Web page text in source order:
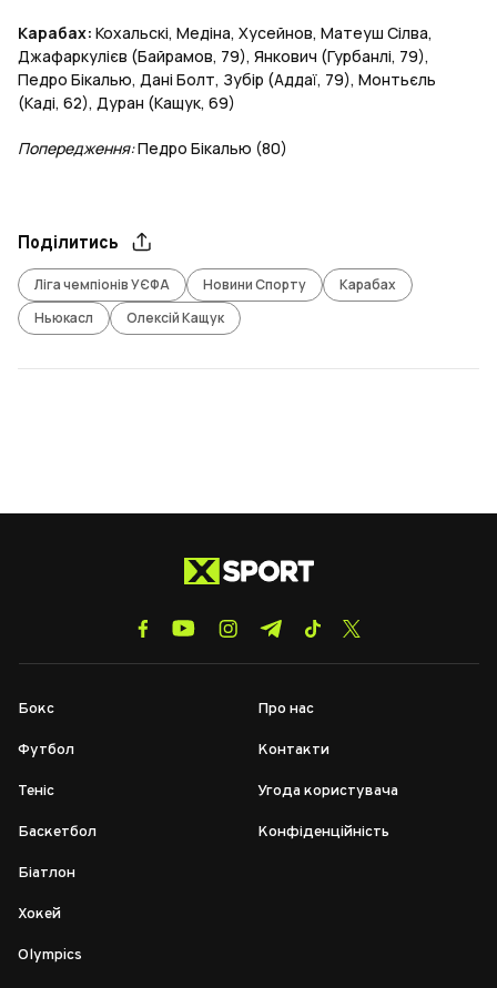
Карабах: Кохальскі, Медіна, Хусейнов, Матеуш Сілва,
Джафаркулієв (Байрамов, 79), Янкович (Гурбанлі, 79),
Педро Бікалью, Дані Болт, Зубір (Аддаї, 79), Монтьєль
(Каді, 62), Дуран (Кащук, 69)
Попередження:Педро Бікалью (80)
Поділитись
Ліга чемпіонів УЄФА Новини Спорту
Карабах
Ньюкасл
Олексій Кащук
Бокс
Футбол
Теніс
Баскетбол
Біатлон
Хокей
Olympics
Про нас
Контакти
Угода користувача
Конфіденційність